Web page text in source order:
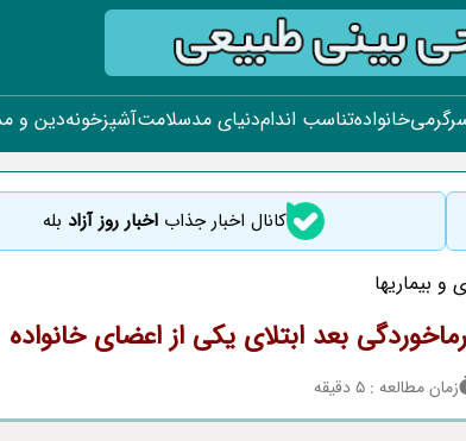
خانوادهتناسب اندامدنیای مدسلامتآشپزخونهدین و
کانال اخبار جذاب اخبار روز آزاد بله
و بیماریها
بعد ابتلای یکی از اعضای خانواده
زمان مطالعه : 5 دقیقه